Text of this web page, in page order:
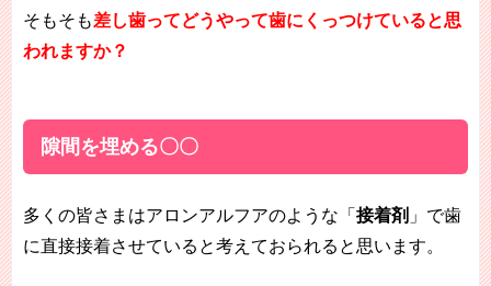
そもそも差し歯ってどうやって歯にくっつけていると思
われますか？
隙間を埋める〇〇
多くの皆さまはアロンアルフアのような「 接着剤 」で歯
に直接接着させていると考えておられると思います。